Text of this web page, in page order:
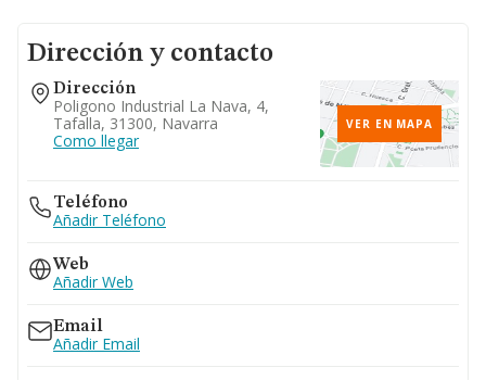
Dirección y contacto
Dirección
Poligono Industrial La Nava, 4,
Tafalla, 31300, Navarra
Como llegar
VER EN MAPA
Teléfono
Añadir Teléfono
Web
Añadir Web
Email
Añadir Email